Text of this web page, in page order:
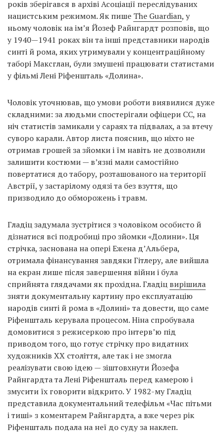
років зберігався в архіві Асоціації переслідуваних
нацистським режимом. Як пише The Guardian, у
ньому чоловік на ім’я Йозеф Райнгардт розповів, що
у 1940—1941 роках він та інші представники народів
синті й рома, яких утримували у концентраційному
таборі Максглан, були змушені працювати статистами
у фільмі Лені Ріфеншталь «Долина».
Чоловік уточнював, що умови роботи виявилися дуже
складними: за людьми спостерігали офіцери СС, на
ніч статистів замикали у сараях та підвалах, а за втечу
суворо карали. Автор листа пояснив, що ніхто не
отримав грошей за зйомки і їм навіть не дозволили
залишити костюми — в’язні мали самостійно
повертатися до табору, розташованого на території
Австрії, у застарілому одязі та без взуття, що
призводило до обморожень і травм.
Гладіц задумала зустрітися з чоловіком особисто й
дізнатися всі подробиці про зйомки «Долини». Ця
стрічка, заснована на опері Ежена д’Альбера,
отримала фінансування завдяки Гітлеру, але вийшла
на екран лише після завершення війни і була
сприйнята глядачами як прохідна. Гладіц вирішила
зняти документальну картину про експлуатацію
народів синті й рома в «Долині» та довести, що саме
Ріфеншталь керувала процесом. Ніна спробувала
домовитися з режисеркою про інтерв’ю під
приводом того, що готує стрічку про видатних
художників XX століття, але так і не змогла
реалізувати свою ідею — зіштовхнути Йозефа
Райнгардта та Лені Ріфеншталь перед камерою і
змусити їх говорити відкрито. У 1982-му Гладіц
представила документальний телефільм «Час пітьми
і тиші» з коментарем Райнгардта, а вже через рік
Ріфеншталь подала на неї до суду за наклеп.